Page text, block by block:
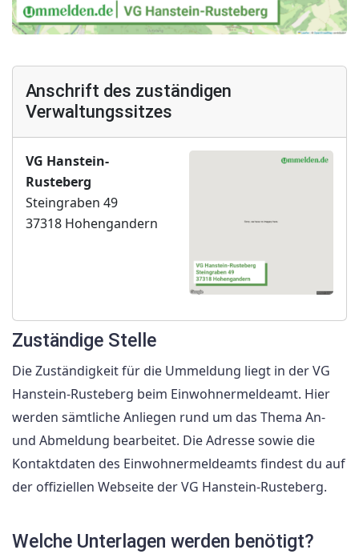
Anschrift des zuständigen
Verwaltungssitzes
VG Hanstein-
Rusteberg
Steingraben 49
37318 Hohengandern
Zuständige Stelle
Die Zuständigkeit für die Ummeldung liegt in der VG
Hanstein-Rusteberg beim Einwohnermeldeamt. Hier
werden sämtliche Anliegen rund um das Thema An-
und Abmeldung bearbeitet. Die Adresse sowie die
Kontaktdaten des Einwohnermeldeamts findest du auf
der offiziellen Webseite der VG Hanstein-Rusteberg.
Welche Unterlagen werden benötigt?